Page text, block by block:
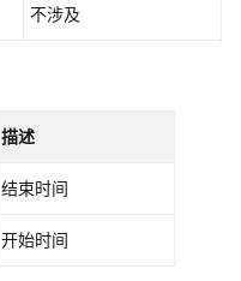
不涉及
描述
结束时间
开始时间